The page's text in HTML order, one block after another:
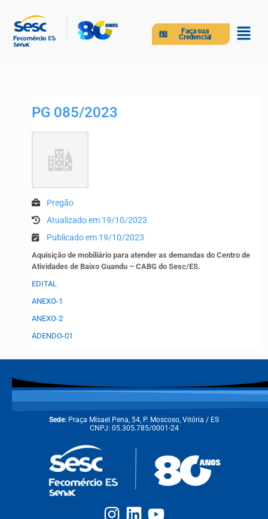
Faça sua
Credencial
PG 085/2023
Pregão
Atualizado em 19/10/2023
Publicado em 19/10/2023
Aquisição de mobiliário para atender as demandas do Centro de
Atividades de Baixo Guandu – CABG do Sesc/ES.
EDITAL
ANEXO-1
ANEXO-2
ADENDO-01
Sede: Praça Misael Pena, 54, P. Moscoso, Vitória / ES
CNPJ: 05.305.785/0001-24